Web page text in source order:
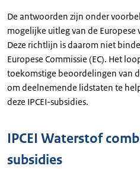
De antwoorden zijn onder
mogelijke uitleg van de
Deze richtlijn is daarom niet
Europese Commissie (EC). Het
toekomstige beoordelingen van
om deelnemende lidstaten te
deze IPCEI-subsidies.
IPCEI Waterstof
subsidies